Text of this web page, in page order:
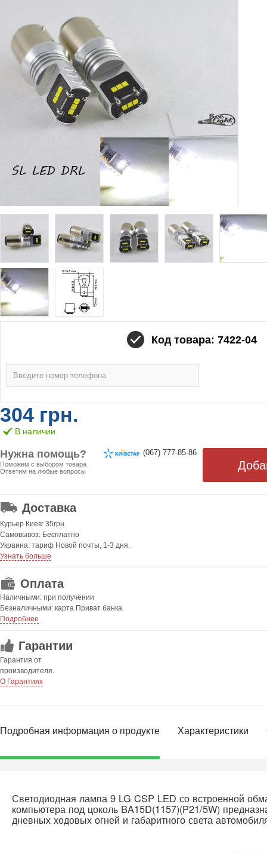
Код товара: 7422-04
304 грн.
В наличии
Нужна помощь?
Поможем с выбором товара
Ответим на любые вопросы
(067) 777-85-86
Доставка
Курьер Киев: 35грн.
Самовывоз: Бесплатно
Украина: тариф Новой почты, 1-3 дня.
Узнать больше
Оплата
Наличными: при получении
Безналичными: карта Приват банка.
Подробнее
Гарантии
Гарантия от
производителя.
О Гарантиях
Подробная информация о продукте Характеристики
Светодиодная лампа 9 LG CSP LED со встроенной
компьютера под цоколь BA15D(1157)(P21/5W)
дневных ходовых огней и габаритного света